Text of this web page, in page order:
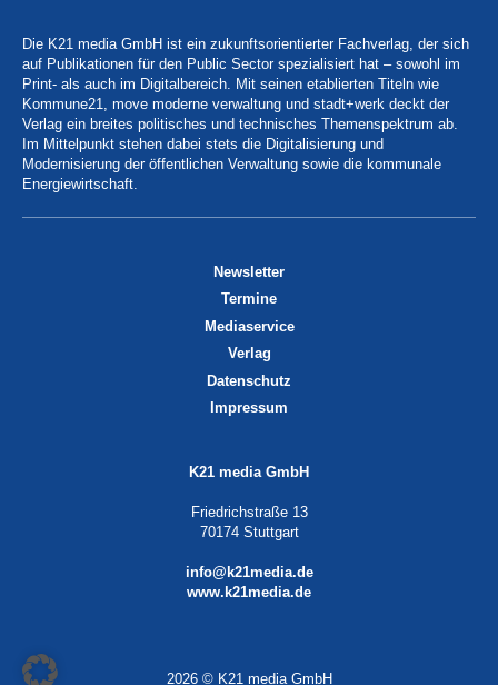
Die K21 media GmbH ist ein zukunftsorientierter Fachverlag, der sich
auf Publikationen für den Public Sector spezialisiert hat – sowohl im
Print- als auch im Digitalbereich. Mit seinen etablierten Titeln wie
Kommune21, move moderne verwaltung und stadt+werk deckt der
Verlag ein breites politisches und technisches Themenspektrum ab.
Im Mittelpunkt stehen dabei stets die Digitalisierung und
Modernisierung der öffentlichen Verwaltung sowie die kommunale
Energiewirtschaft.
Newsletter
Termine
Mediaservice
Verlag
Datenschutz
Impressum
K21 media GmbH
Friedrichstraße 13
70174 Stuttgart
info@k21media.de
www.k21media.de
2026 © K21 media GmbH